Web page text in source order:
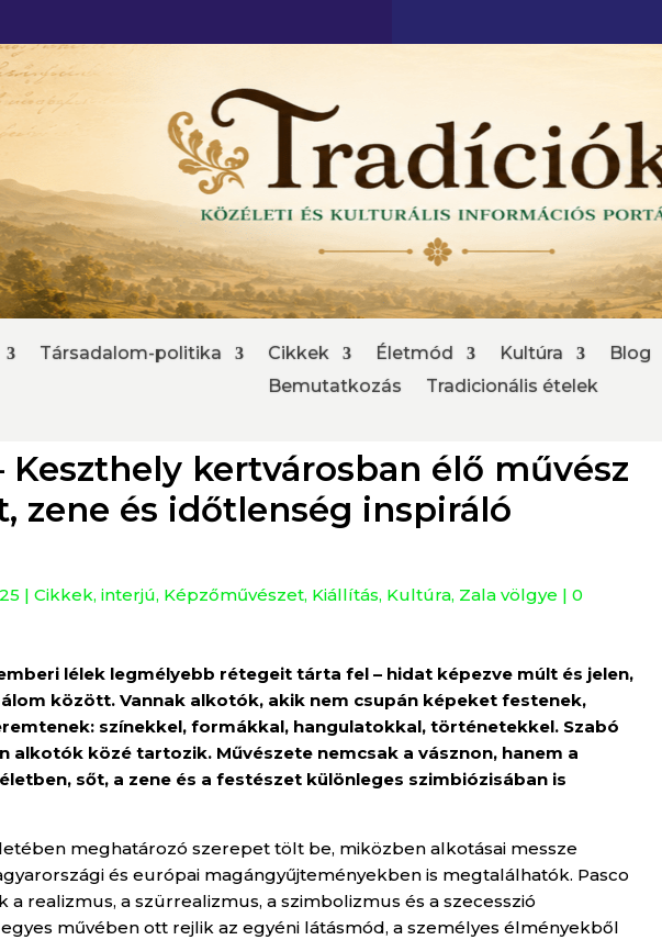
Társadalom-politika Cikkek Életmód Kultúra Blog
Bemutatkozás
Tradicionális ételek
Keszthely kertvárosban élő művész
zene és időtlenség inspiráló
| Cikkek, interjú, Képzőművészet, Kiállítás, Kultúra, Zala völgye | 0
lélek legmélyebb rétegeit tárta fel – hidat képezve múlt és jelen,
között. Vannak alkotók, akik nem csupán képeket festenek,
színekkel, formákkal, hangulatokkal, történetekkel. Szabó
alkotók közé tartozik. Művészete nemcsak a vásznon, hanem a
sőt, a zene és a festészet különleges szimbiózisában is
meghatározó szerepet tölt be, miközben alkotásai messze
és európai magángyűjteményekben is megtalálhatók. Pasco
realizmus, a szürrealizmus, a szimbolizmus és a szecesszió
művében ott rejlik az egyéni látásmód, a személyes élményekből